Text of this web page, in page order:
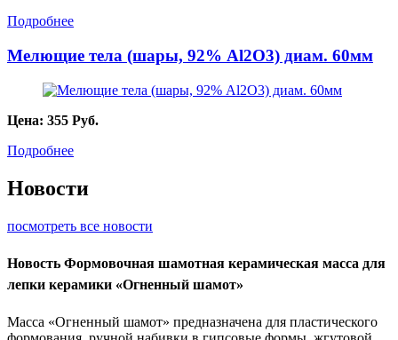
Подробнее
Мелющие тела (шары, 92% Al2O3) диам. 60мм
Цена: 355 Руб.
Подробнее
Новости
посмотреть все новости
Новость Формовочная шамотная керамическая масса для
лепки керамики «Огненный шамот»
Масса «Огненный шамот» предназначена для пластического